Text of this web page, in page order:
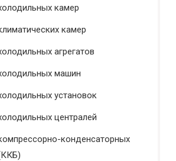
камер
камер
агрегатов
машин
установок
централей
конденсаторных